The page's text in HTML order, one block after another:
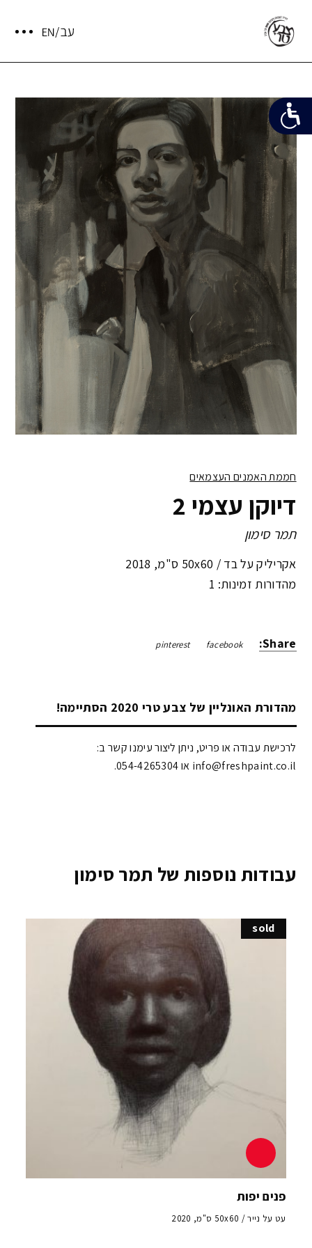
חממת האמנים העצמאים
דיוקן עצמי 2
תמר סימון
אקריליק על בד / 50x60 ס"מ ,
מהדורות זמינות: 1
Share:
facebook
pinterest
מהדורת האונליין של צבע טרי 2020 הסתיימה!
לרכישת עבודה או פריט, ניתן ליצור עימנו קשר ב:
info@freshpaint.co.il‏ או 054-4265304.
עבודות נוספות של תמר סימון
sold
פנים יפות
עט על נייר / 50x60 ס"מ, 2020